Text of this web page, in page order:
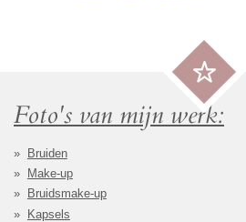
Foto's van mijn werk:
Bruiden
Make-up
Bruidsmake-up
Kapsels